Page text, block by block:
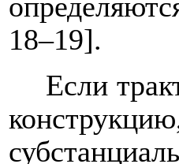
18–19].
Если